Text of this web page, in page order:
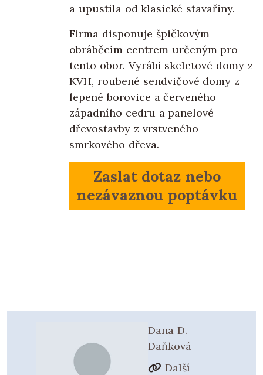
a upustila od klasické stavařiny.
Firma disponuje špičkovým
obráběcím centrem určeným pro
tento obor. Vyrábí skeletové domy z
KVH, roubené sendvičové domy z
lepené borovice a červeného
západního cedru a panelové
dřevostavby z vrstveného
smrkového dřeva.
Zaslat dotaz nebo
nezávaznou poptávku
Dana D.
Daňková
Další